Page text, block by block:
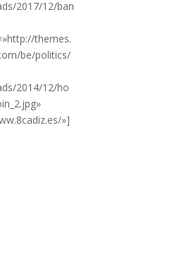
2017/12/ban
http://themes.
be/politics/
2014/12/ho
»
»]